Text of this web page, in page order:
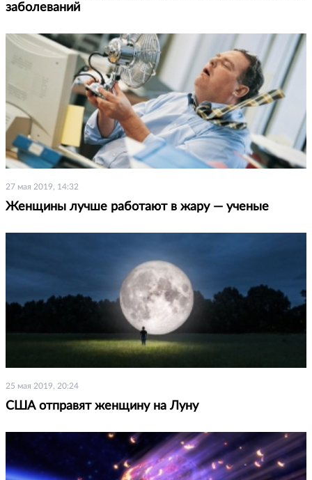
заболеваний
27 мая 2019, 14:32
Женщины лучше работают в жару — ученые
25 мая 2019, 20:24
США отправят женщину на Луну